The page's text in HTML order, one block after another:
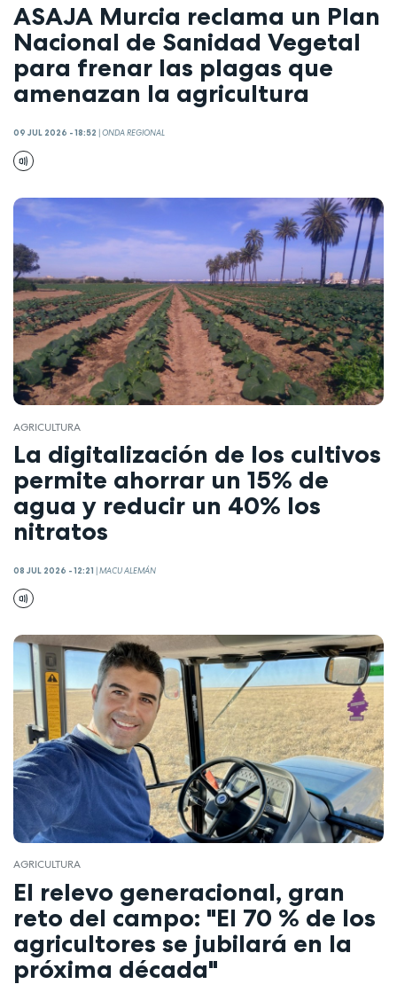
ASAJA Murcia reclama un Plan
Nacional de Sanidad Vegetal
para frenar las plagas que
amenazan la agricultura
09 JUL 2026 - 18:52 |ONDA REGIONAL
AGRICULTURA
La digitalización de los cultivos
permite ahorrar un 15% de
agua y reducir un 40% los
nitratos
08 JUL 2026 - 12:21 |MACU ALEMÁN
AGRICULTURA
El relevo generacional, gran
reto del campo: "El 70 % de los
agricultores se jubilará en la
próxima década"